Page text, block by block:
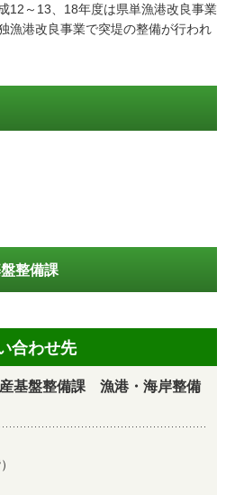
12～13、18年度は県単漁港改良事業
漁港改良事業で突堤の整備が行われ
整備課
合わせ先
基盤整備課 漁港・海岸整備